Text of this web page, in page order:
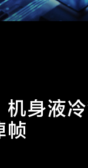
机身液
帧